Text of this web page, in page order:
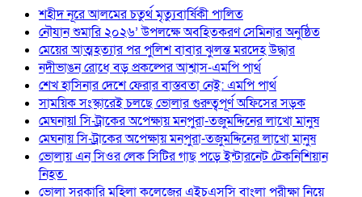
শহীদ নূরে আলমের চতুর্থ মৃত্যুবার্ষিকী পালিত
নৌযান শুমারি ২০২৬’ উপলক্ষে অবহিতকরণ সেমিনার অনুষ্ঠিত
মেয়ের আত্মহত্যার পর পুলিশ বাবার ঝুলন্ত মরদেহ উদ্ধার
নদীভাঙন রোধে বড় প্রকল্পের আশ্বাস-এমপি পার্থ
শেখ হাসিনার দেশে ফেরার বাস্তবতা নেই: এমপি পার্থ
সাময়িক সংস্কারেই চলছে ভোলার গুরুত্বপূর্ণ অফিসের সড়ক
মেঘনায়l সি-ট্রাকের অপেক্ষায় মনপুরা-তজুমদ্দিনের লাখো মানুষ
মেঘনায় সি-ট্রাকের অপেক্ষায় মনপুরা-তজুমদ্দিনের লাখো মানুষ
ভোলায় এন সিওর লেক সিটির গাছ পড়ে ইন্টারনেট টেকনিশিয়ান
নিহত
ভোলা সরকারি মহিলা কলেজের এইচএসসি বাংলা পরীক্ষা নিয়ে